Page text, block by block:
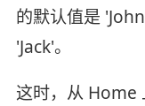
的默认值是
'Jack'。
这时，从 Home